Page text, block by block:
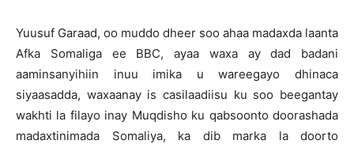
Yuusuf Garaad, oo muddo dheer soo ahaa madaxda laanta
Afka Somaliga ee BBC, ayaa waxa ay dad badani
aaminsanyihiin inuu imika u wareegayo dhinaca
siyaasadda, waxaanay is casilaadiisu ku soo beegantay
wakhti la filayo inay Muqdisho ku qabsoonto doorashada
madaxtinimada Somaliya, ka dib marka la doorto